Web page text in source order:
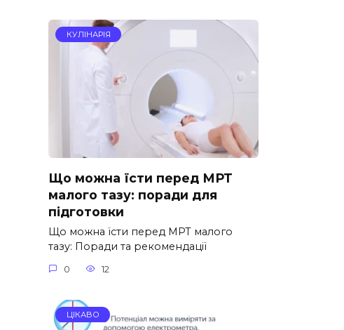
КУЛІНАРІЯ
Що можна їсти перед МРТ
малого тазу: поради для
підготовки
Що можна їсти перед МРТ малого
тазу: Поради та рекомендації
0 12
ЦІКАВО